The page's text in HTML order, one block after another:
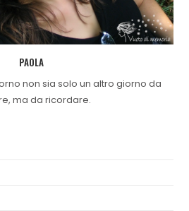
PAOLA
non sia solo un altro giorno da
ma da ricordare.